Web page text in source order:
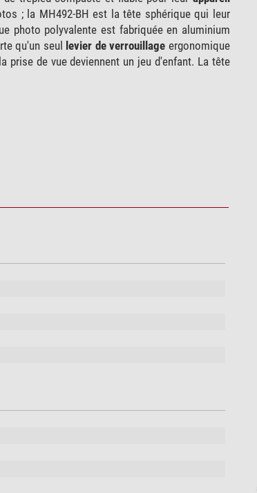
; la MH492-BH est la tête sphérique qui leur
photo polyvalente est fabriquée en aluminium
qu'un seul levier de verrouillage ergonomique
de vue deviennent un jeu d'enfant. La tête